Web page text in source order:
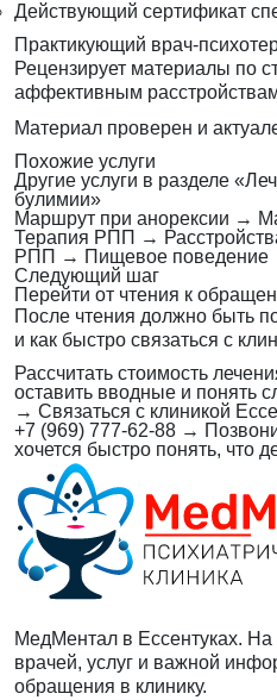
Действующий сертификат
Практикующий врач-
Рецензирует материалы по
аффективным
Материал проверен и
Похожие услуги
Другие услуги в разделе
булимии»
Маршрут при анорексии →
Терапия РПП →
РПП → Пищевое поведение
Следующий шаг
Перейти от чтения к
После чтения должно быть
и как быстро связаться с
Рассчитать стоимость
оставить вводные и понять
→ Связаться с клиникой
+7 (969) 777-62-88 →
хочется быстро понять, что
МедМентал в Ессентуках.
врачей, услуг и важной
обращения в клинику.